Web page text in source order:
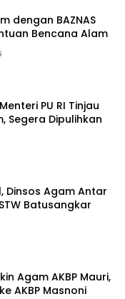
dengan BAZNAS
Bencana Alam
PU RI Tinjau
Segera Dipulihkan
Dinsos Agam Antar
Batusangkar
Agam AKBP Mauri,
AKBP Masnoni